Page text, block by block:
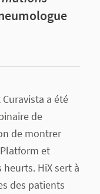
a été
de
de montrer
et
HiX sert à
des patients